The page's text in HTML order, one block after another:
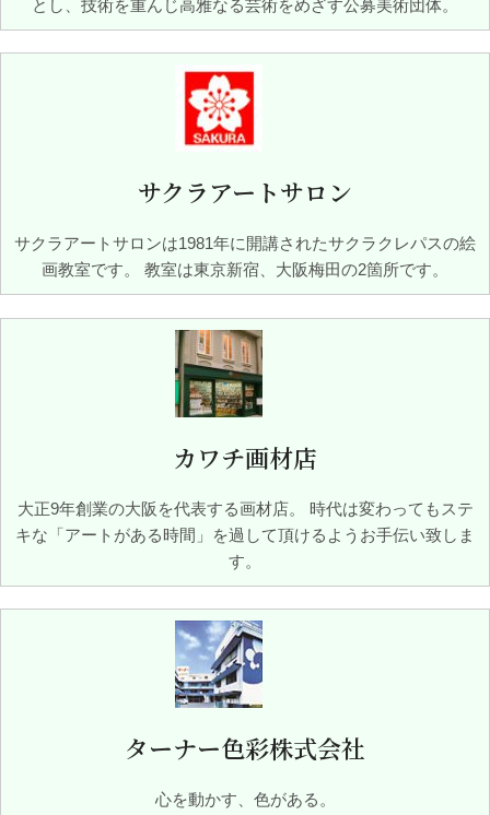
とし、技術を重んじ高雅なる芸術をめざす公募美術団体。
サクラアートサロン
サクラアートサロンは1981年に開講されたサクラクレパスの絵
画教室です。 教室は東京新宿、大阪梅田の2箇所です。
カワチ画材店
大正9年創業の大阪を代表する画材店。 時代は変わってもステ
キな「アートがある時間」を過して頂けるようお手伝い致しま
す。
ターナー色彩株式会社
心を動かす、色がある。